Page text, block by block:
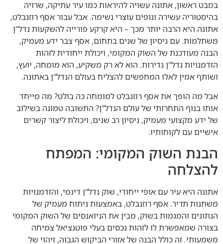
במבט ראשון, אתונה עשויה להיראות כמו עיר עתיקה, שרויה
בהיסטוריה עשירה ונופים עוצרי נשימה. אבל עבור אסף רוזנבלט,
אתונה היא הרבה יותר מכך – היא קרקע פורייה להשקעות נדל"ן
משתלמות. עם ניסיון של שנים בתחום, אסף צבר ידע מעמיק,
הבנה מעודכנת של השוק המקומי, ויכולת ייחודית לזהות
הזדמנויות נדל"ן נדירות. הוא לא רק משקיע, הוא מומחה, יועץ,
ושותף אמין לאלו המחפשים להצליח בעולם הנדל"ן באתונה.
אבל מה הופך את אסף רוזנבלט למומחה כה בולט? מה מייחד
אותו בנוף התחרותי של עולם הנדל"ן? התשובה טמונה בשילוב
של ידע מקצועי מעמיק, ניסיון רב שנים, ויכולת ליצור קשרים
אישיים עם לקוחותיו.
הבנת השוק המקומי: המפתח
להצלחה
אתונה היא עיר עם אופי ייחודי, שוק נדל"ן דינמי, והזדמנויות
משתנות תדיר. אסף רוזנבלט, באמצעות ניתוח מעמיק של
הנתונים והמגמות בשוק, מבין את הניואנסים של השוק המקומי
בצורה שמאפשרת לו לזהות נכסים בעלי פוטנציאל צמיחה
משמעותי. זה כולל הבנה של אזורי הביקוש הגבוה, זיהוי של